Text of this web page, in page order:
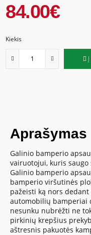
84.00€
Kiekis
Aprašymas
Galinio bamperio
vairuotojui, kuris
Galinio bamperio
bamperio viršutinės
pažeisti ką nors
automobilių bamperiai
nesunku nubrėžti ne
pirkinių krepšius
aštresnis pakuotės